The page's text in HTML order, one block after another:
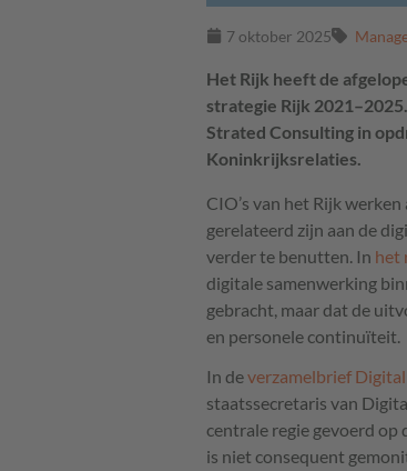
7 oktober 2025
Het Rijk heeft de
strategie Rijk
Strated Consulting in
Koninkrijksrelaties.
CIO’s van het Rijk
gerelateerd zijn aan de
verder te benutten. In het
digitale samenwerking
gebracht, maar dat de
en personele continuïteit.
In deverzamelbrief
staatssecretaris van
centrale regie gevoerd
is niet consequent